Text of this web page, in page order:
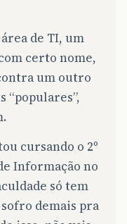
de TI, um
certo nome,
um outro
“populares”,
cursando o 2º
Informação no
só tem
demais pra